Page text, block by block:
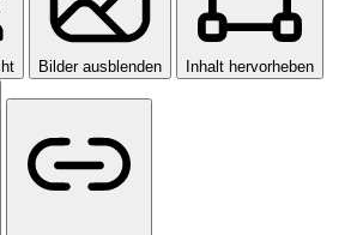
Bilder ausblenden Inhalt hervorheben